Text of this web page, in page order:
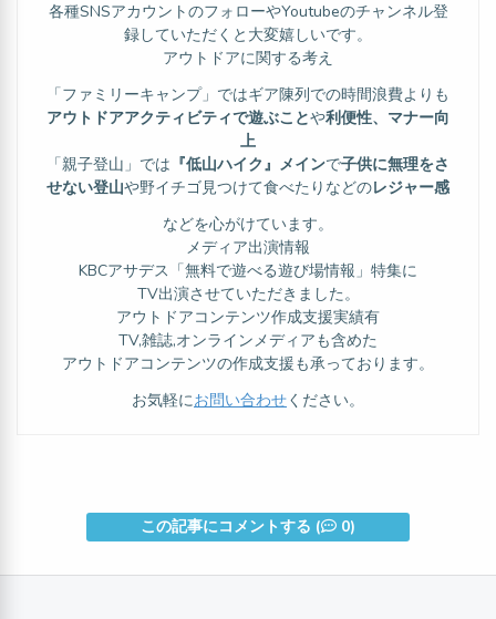
各種SNSアカウントのフォローやYoutubeのチャンネル登
録していただくと大変嬉しいです。
アウトドアに関する考え
「ファミリーキャンプ」ではギア陳列での時間浪費よりも
アウトドアアクティビティで遊ぶことや利便性、マナー向
上
「親子登山」では 『低山ハイク』メインで子供に無理をさ
せない登山や野イチゴ見つけて食べたりなどのレジャー感
などを心がけています。
メディア出演情報
KBCアサデス「無料で遊べる遊び場情報」特集に
TV出演させていただきました。
アウトドアコンテンツ作成支援実績有
TV,雑誌,オンラインメディアも含めた
アウトドアコンテンツの作成支援も承っております。
お気軽にお問い合わせください。
この記事にコメントする ( 0)